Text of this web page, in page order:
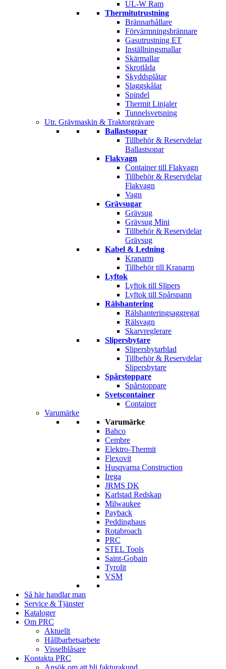
UL-W Ram
Thermitutrustning
Brännarhållare
Förvärmningsbrännare
Gasutrustning ET
Inställningsmallar
Skärmallar
Skrotlåda
Skyddsplåtar
Slaggskålar
Spindel
Thermit Linjaler
Tunnelsvetsning
Utr. Grävmaskin & Traktorgrävare
Ballastsopar
Tillbehör & Reservdelar
Ballastsopar
Flakvagn
Container till Flakvagn
Tillbehör & Reservdelar
Flakvagn
Vagn
Grävsugar
Grävsug
Grävsug Mini
Tillbehör & Reservdelar
Grävsug
Kabel & Ledning
Kranarm
Tillbehör till Kranarm
Lyftok
Lyftok till Slipers
Lyftok till Spårspann
Rälshantering
Rälshanteringsaggregat
Rälsvagn
Skarvreglerare
Slipersbytare
Slipersbytarblad
Tillbehör & Reservdelar
Slipersbytare
Spårstoppare
Spårstoppare
Svetscontainer
Container
Varumärke
Varumärke
Bahco
Cembre
Elektro-Thermit
Flexovit
Husqvarna Construction
Irega
JRMS DK
Karlstad Redskap
Milwaukee
Payback
Peddinghaus
Rotabroach
PRC
STEL Tools
Saint-Gobain
Tyrolit
VSM
Så här handlar man
Service & Tjänster
Kataloger
Om PRC
Aktuellt
Hållbarhetsarbete
Visselblåsare
Kontakta PRC
Ansök om att bli fakturakund